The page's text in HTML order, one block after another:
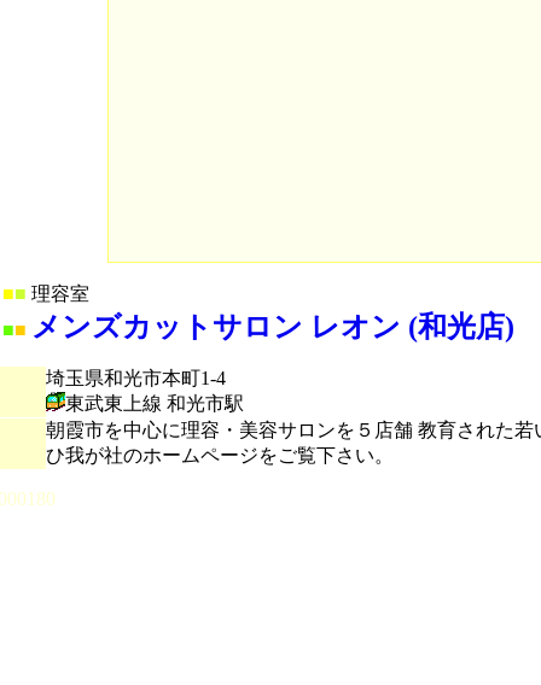
■ 理容室
■■ メンズカットサロン レオン (和光店)
埼玉県和光市本町1-4
東武東上線 和光市駅
朝霞市を中心に理容・美容サロンを５店舗 教育された
ひ我が社のホームページをご覧下さい。